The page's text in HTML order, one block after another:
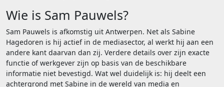
Wie is Sam Pauwels?
Sam Pauwels is afkomstig uit Antwerpen. Net als Sabine
Hagedoren is hij actief in de mediasector, al werkt hij aan een
andere kant daarvan dan zij. Verdere details over zijn exacte
functie of werkgever zijn op basis van de beschikbare
informatie niet bevestigd. Wat wel duidelijk is: hij deelt een
achtergrond met Sabine in de wereld van media en